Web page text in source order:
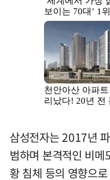
삼성전자는 2017년
범하며 본격적인 비메
황 침체 등의 영향으